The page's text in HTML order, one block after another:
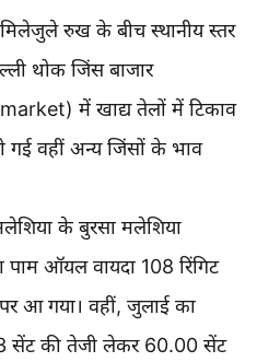
मिलेजुले रुख के बीच स्थानीय स्तर
थोक जिंस बाजार
में खाद्य तेलों में टिकाव
गई वहीं अन्य जिंसों के भाव
के बुरसा मलेशिया
ऑयल वायदा 108 रिंगिट
आ गया। वहीं, जुलाई का
सेंट की तेजी लेकर 60.00 सेंट